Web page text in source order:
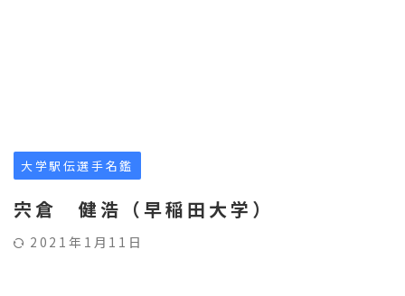
大学駅伝選手名鑑
宍倉 健浩（早稲田大学）
2021年1月11日